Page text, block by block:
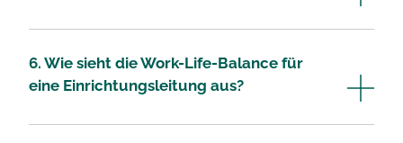
6. Wie sieht die Work-Life-Balance für
eine Einrichtungsleitung aus?